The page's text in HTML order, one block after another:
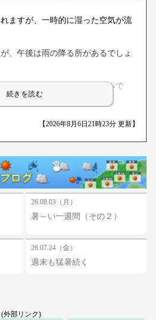
ますが、一時的に湿った空気が流
、午後は雨の降る所があるでしょ
34度から36度くらいの見込みで
ど低いものの、平年より３度前後高
戒をしてください。
見込みです。
でしょう。
湿った空気の影響で大気の状態が
支店）
【2026年8月6日21時23分 更新】
26.08.03（月）
暑～い一週間（その２）
26.07.24（金）
週末も猛暑続く
(外部リンク)